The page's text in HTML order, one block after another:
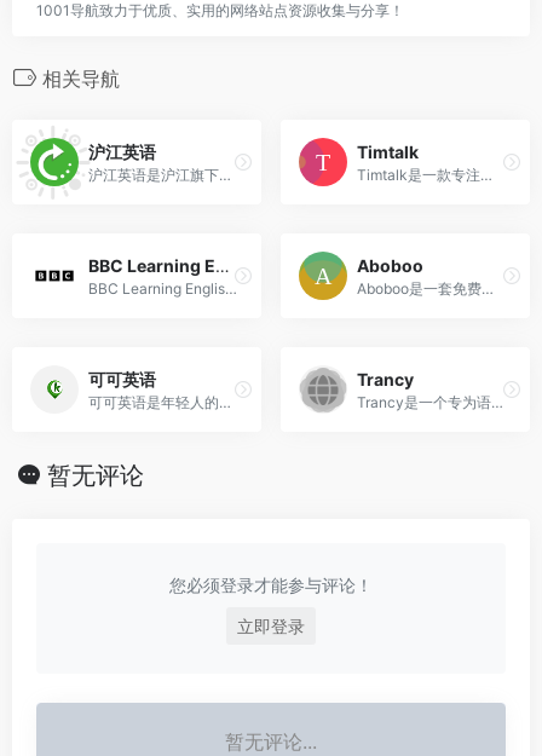
1001导航致力于优质、实用的网络站点资源收集与分享！
相关导航
沪江英语
沪江英语是沪江旗下英语学习资讯网站，是国内最具有亲和力的英语学习网站之一，专注于打造人气的英语学习交流互动网站，为全国数千万英语学习者提供专业服务。
Timtalk
Timtalk是一款专注于英语口语学习的AI辅助工具，提供多平台支持（网页、App、微信端），通过智能对话和场景模拟帮助用户提升英语表达能力。
BBC Learning English
‌BBC Learning English‌是英国广播公司（BBC）旗下的一个教育平台，旨在为全球学习者提供高质量的英语学习资源。
Aboboo
Aboboo是一套免费、纯净且功能强大的外语学习工具，专注于提升听力、口语及综合语言能力，结合开放性资源和精准训练，支持多语种学习，如英语、日语、法语等和多种学习场景，如考试备考、日常训练。
可可英语
可可英语是年轻人的英语学习网站，主要频道有背单词，外刊精读，名著精读，VOA英语，VOA，bbc，英语听力，英语口语，四六级等英语考试，同时提供音频和讲义下载。
Trancy
‌Trancy是一个专为语言学习者设计的全能工具，支持多种语言的学习，包括英语、法语、西班牙语、德语、葡萄牙语、印度语、韩语、日语和中文等‌‌。
暂无评论
您必须登录才能参与评论！
立即登录
暂无评论...